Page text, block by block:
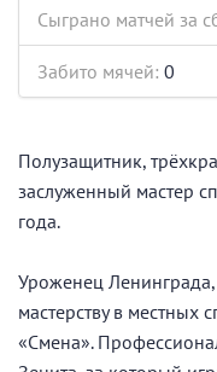
Сыграно матчей за
Забито мячей: 0
Полузащитник,
заслуженный мастер
года.
Уроженец
мастерству в местных
«Смена».